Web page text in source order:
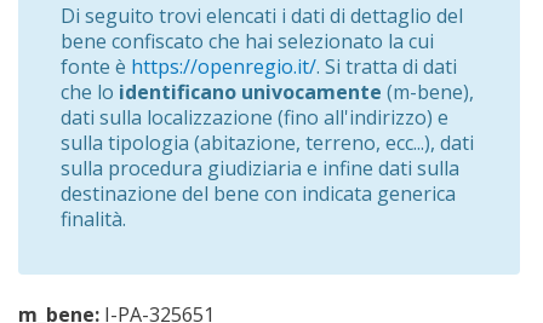
Di seguito trovi elencati i dati di dettaglio del
bene confiscato che hai selezionato la cui
fonte è https://openregio.it/. Si tratta di dati
che lo identificano univocamente (m-bene),
dati sulla localizzazione (fino all'indirizzo) e
sulla tipologia (abitazione, terreno, ecc...), dati
sulla procedura giudiziaria e infine dati sulla
destinazione del bene con indicata generica
finalità.
m_bene: I-PA-325651